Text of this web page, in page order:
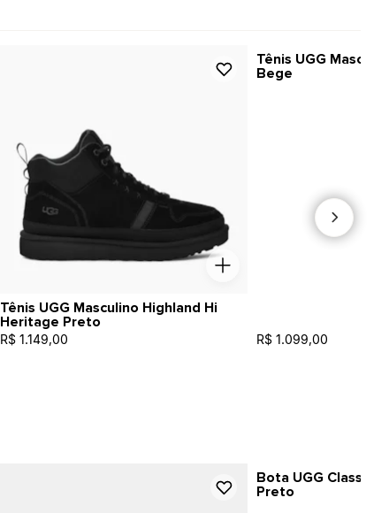
Tênis UGG Masculino Highland Hi
Heritage Preto
R$ 1.149,00
Tênis UGG
Bege
R$ 1.099,00
Bota UGG Classic
Preto